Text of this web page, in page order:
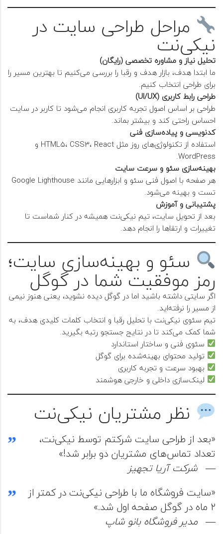
مراحل طراحی سایت در
نیکی‌نت
تحلیل نیاز و مشاوره تخصصی (رایگان)
ما ابتدا هدف، بازار هدف و رقبا را بررسی می‌کنیم تا بهترین مسیر را
برای طراحی انتخاب کنیم.
طراحی رابط کاربری (UI/UX)
طراحی بر اساس اصول تجربه کاربری انجام می‌شود تا کاربر در سایت
احساس راحتی کند و بیشتر بماند.
کدنویسی و پیاده‌سازی فنی
استفاده از تکنولوژی‌های روز مثل HTML5، CSS3، React و
WordPress.
بهینه‌سازی سئو و سرعت سایت
هر صفحه با اصول فنی سئو و ابزارهایی مانند Google Lighthouse
تست و بهینه می‌شود.
پشتیبانی و آموزش
بعد از تحویل سایت، تیم نیکی‌نت همیشه در کنار شماست تا
تغییرات و ارتقاها را انجام دهد.
سئو و بهینه‌سازی سایت؛
رمز موفقیت شما در گوگل
اگر سایتی داشته باشید اما در گوگل دیده نشوید، یعنی هنوز نیمی
از مسیر را نرفته‌اید.
تیم سئوی نیکی‌نت با تحلیل رقبا و انتخاب کلمات کلیدی هدف، به
شما کمک می‌کند تا در نتایج جستجو رتبه بگیرید.
سئوی فنی و ساختار استاندارد
تولید محتوای بهینه‌شده برای گوگل
بهبود سرعت و تجربه کاربری
لینک‌سازی داخلی و خارجی هوشمند
نظر مشتریان نیکی‌نت
«بعد از طراحی سایت شرکتم توسط نیکی‌نت،
تعداد تماس‌های مشتریان دو برابر شد!»
— شرکت آریا تجهیز
«سایت فروشگاه ما با طراحی نیکی‌نت در کمتر از
۲ ماه در گوگل صفحه اول شد.»
— مدیر فروشگاه بانو شاپ